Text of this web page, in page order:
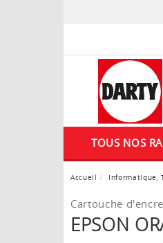
TOUS NOS
Accueil Informatique,
Cartouche d'encre
EPSON